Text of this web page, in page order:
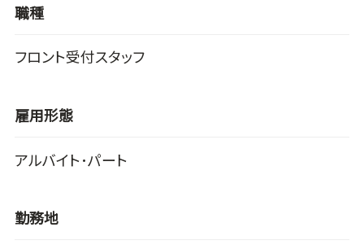
職種
フロント受付スタッフ
雇用形態
アルバイト･パート
勤務地